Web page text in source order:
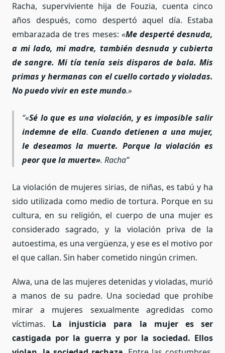
Racha, superviviente hija de Fouzia, cuenta cinco
años después, como despertó aquel día. Estaba
embarazada de tres meses: «Me desperté desnuda,
a mi lado, mi madre, también desnuda y cubierta
de sangre. Mi tía tenía seis disparos de bala. Mis
primas y hermanas con el cuello cortado y violadas.
No puedo vivir en este mundo.»
«Sé lo que es una violación, y es imposible salir
indemne de ella. Cuando detienen a una mujer,
le deseamos la muerte. Porque la violación es
peor que la muerte». Racha
La violación de mujeres sirias, de niñas, es tabú y ha
sido utilizada como medio de tortura. Porque en su
cultura, en su religión, el cuerpo de una mujer es
considerado sagrado, y la violación priva de la
autoestima, es una vergüenza, y ese es el motivo por
el que callan. Sin haber cometido ningún crimen.
Alwa, una de las mujeres detenidas y violadas, murió
a manos de su padre. Una sociedad que prohibe
mirar a mujeres sexualmente agredidas como
víctimas. La injusticia para la mujer es ser
castigada por la guerra y por la sociedad. Ellos